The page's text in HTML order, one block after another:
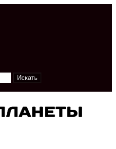
Искать